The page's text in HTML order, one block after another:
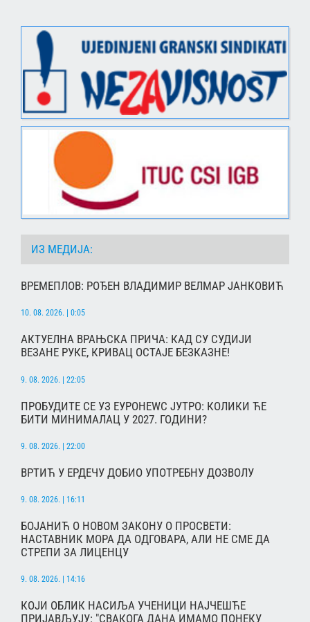
ИЗ МЕДИЈА:
ВРЕМЕПЛОВ: РОЂЕН ВЛАДИМИР ВЕЛМАР ЈАНКОВИЋ
10. 08. 2026. | 0:05
АКТУЕЛНА ВРАЊСКА ПРИЧА: КАД СУ СУДИЈИ
ВЕЗАНЕ РУКЕ, КРИВАЦ ОСТАЈЕ БЕЗКАЗНЕ!
9. 08. 2026. | 22:05
ПРОБУДИТЕ СЕ УЗ ЕУРОНЕWС ЈУТРО: КОЛИКИ ЋЕ
БИТИ МИНИМАЛАЦ У 2027. ГОДИНИ?
9. 08. 2026. | 22:00
ВРТИЋ У ЕРДЕЧУ ДОБИО УПОТРЕБНУ ДОЗВОЛУ
9. 08. 2026. | 16:11
БОЈАНИЋ О НОВОМ ЗАКОНУ О ПРОСВЕТИ:
НАСТАВНИК МОРА ДА ОДГОВАРА, АЛИ НЕ СМЕ ДА
СТРЕПИ ЗА ЛИЦЕНЦУ
9. 08. 2026. | 14:16
КОЈИ ОБЛИК НАСИЉА УЧЕНИЦИ НАЈЧЕШЋЕ
ПРИЈАВЉУЈУ: "СВАКОГА ДАНА ИМАМО ПОНЕКУ